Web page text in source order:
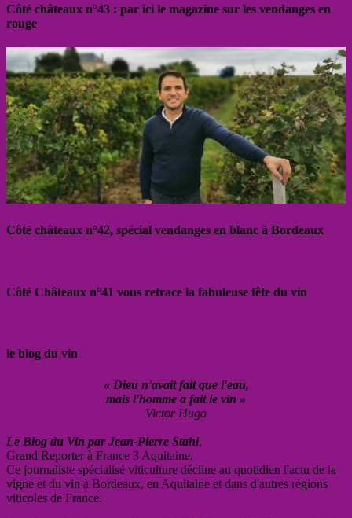
Côté châteaux n°43 : par ici le magazine sur les vendanges en
rouge
Côté châteaux n°42, spécial vendanges en blanc à Bordeaux
Côté Châteaux n°41 vous retrace la fabuleuse fête du vin
le blog du vin
« Dieu n'avait fait que l'eau,
mais l'homme a fait le vin »
Victor Hugo
Le Blog du Vin par Jean-Pierre Stahl,
Grand Reporter à France 3 Aquitaine.
Ce journaliste spécialisé viticulture décline au quotidien l'actu de la
vigne et du vin à Bordeaux, en Aquitaine et dans d'autres régions
viticoles de France.